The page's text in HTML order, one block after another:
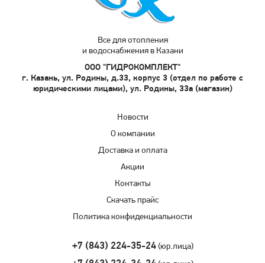
Все для отопления
и водоснабжения в Казани
ООО "ГИДРОКОМПЛЕКТ"
г. Казань, ул. Родины, д.33, корпус 3 (отдел по работе с
юридическими лицами), ул. Родины, 33а (магазин)
Новости
О компании
Доставка и оплата
Акции
Контакты
Скачать прайс
Политика конфиденциальности
+7 (843) 224-35-24(юр.лица)